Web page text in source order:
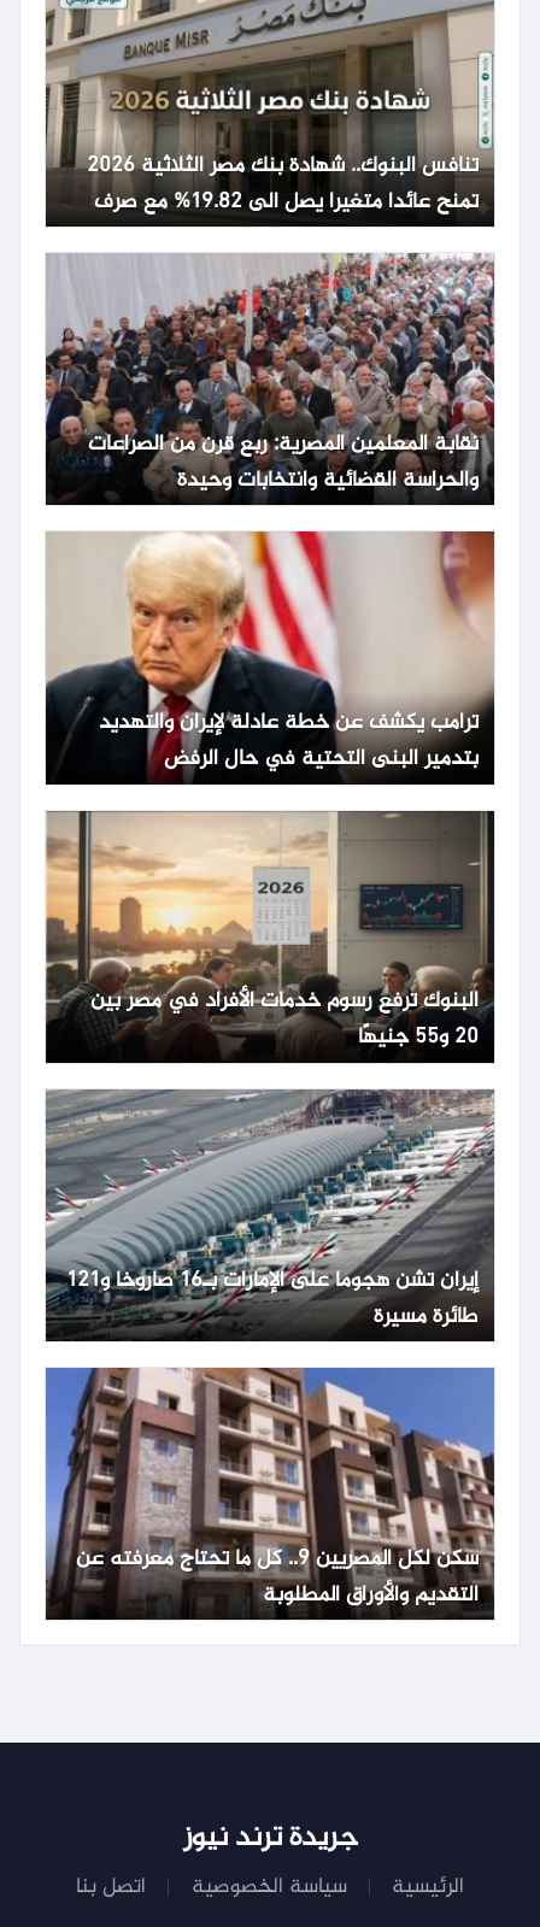
تنافس البنوك.. شهادة بنك مصر الثلاثية 2026
تمنح عائدا متغيرا يصل الى 19.82% مع صرف
شهري
نقابة المعلمين المصرية: ربع قرن من الصراعات
والحراسة القضائية وانتخابات وحيدة
ترامب يكشف عن خطة عادلة لإيران والتهديد
بتدمير البنى التحتية في حال الرفض
البنوك ترفع رسوم خدمات الأفراد في مصر بين
20 و55 جنيهًا
إيران تشن هجوما على الإمارات بـ16 صاروخا و121
طائرة مسيرة
سكن لكل المصريين 9.. كل ما تحتاج معرفته عن
التقديم والأوراق المطلوبة
جريدة ترند نيوز
الرئيسية سياسة الخصوصية اتصل بنا